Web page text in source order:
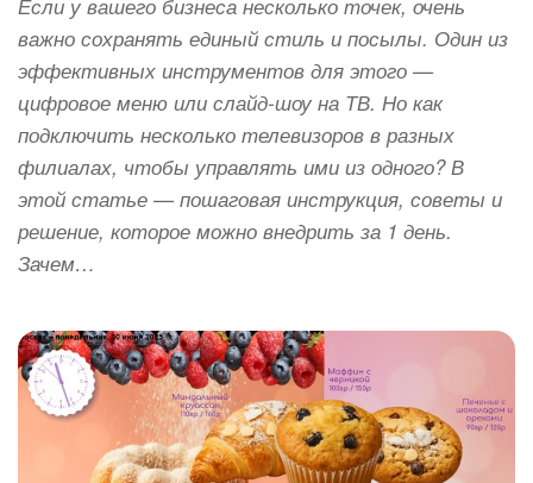
важно сохранять единый стиль и посылы. Один из
эффективных инструментов для этого —
цифровое меню или слайд-шоу на ТВ. Но как
подключить несколько телевизоров в разных
филиалах, чтобы управлять ими из одного? В
этой статье — пошаговая инструкция, советы и
решение, которое можно внедрить за 1 день.
Зачем…